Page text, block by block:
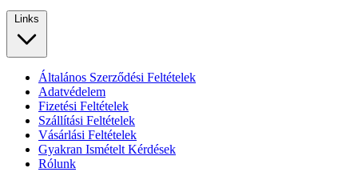
Links
Általános Szerződési Feltételek
Adatvédelem
Fizetési Feltételek
Szállítási Feltételek
Vásárlási Feltételek
Gyakran Ismételt Kérdések
Rólunk